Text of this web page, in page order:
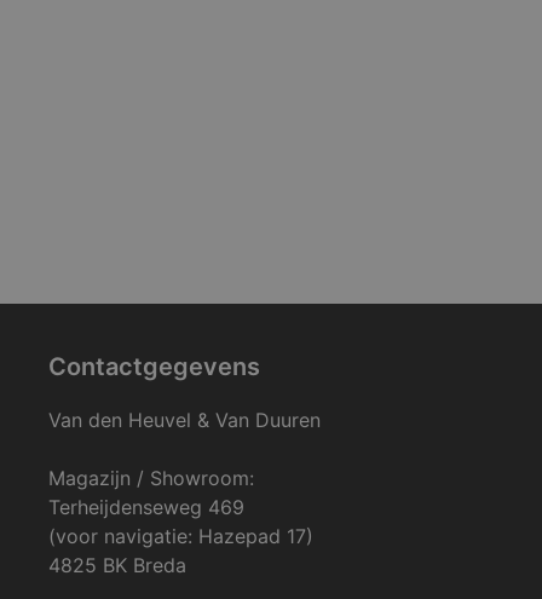
Contactgegevens
Van den Heuvel & Van Duuren
Magazijn / Showroom:
Terheijdenseweg 469
(voor navigatie: Hazepad 17)
4825 BK Breda